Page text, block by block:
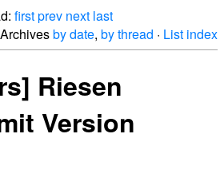
firstprev next last
by date, by thread · List index
Riesen
Version